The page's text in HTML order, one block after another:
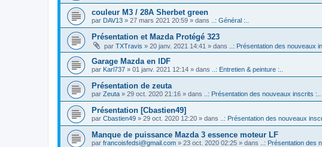
couleur M3 / 28A Sherbet green
par DAV13 » 27 mars 2021 20:59 » dans ..: Général :..
Présentation et Mazda Protégé 323
par TXTravis » 20 janv. 2021 14:41 » dans ..: Présentation des nouveaux
Garage Mazda en IDF
par Karl737 » 01 janv. 2021 12:14 » dans ..: Entretien & peinture :..
Présentation de zeuta
par Zeuta » 29 oct. 2020 21:16 » dans ..: Présentation des nouveaux inscrits :..
Présentation [Cbastien49]
par Cbastien49 » 29 oct. 2020 12:20 » dans ..: Présentation des nouveaux
Manque de puissance Mazda 3 essence moteur LF
par francoisfedsi@gmail.com » 23 oct. 2020 02:25 » dans ..: Présentation des